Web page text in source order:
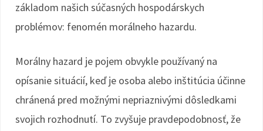
základom našich súčasných hospodárskych
problémov: fenomén morálneho hazardu.
Morálny hazard je pojem obvykle používaný na
opísanie situácií, keď je osoba alebo inštitúcia účinne
chránená pred možnými nepriaznivými dôsledkami
svojich rozhodnutí. To zvyšuje pravdepodobnosť, že